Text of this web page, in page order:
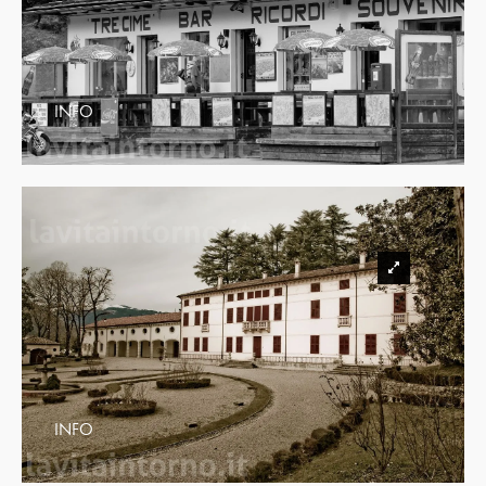
INFO
INFO